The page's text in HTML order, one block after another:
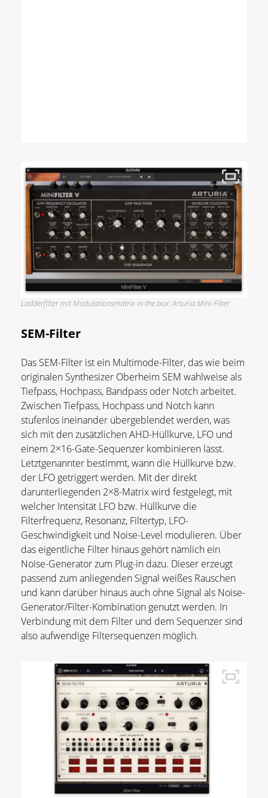
Ladderfilter mit Modulationsmatrix in the box: Arturia Mini-Filter
SEM-Filter
Das SEM-Filter ist ein Multimode-Filter, das wie beim
originalen Synthesizer Oberheim SEM wahlweise als
Tiefpass, Hochpass, Bandpass oder Notch arbeitet.
Zwischen Tiefpass, Hochpass und Notch kann
stufenlos ineinander übergeblendet werden, was
sich mit den zusätzlichen AHD-Hüllkurve, LFO und
einem 2×16-Gate-Sequenzer kombinieren lässt.
Letztgenannter bestimmt, wann die Hüllkurve bzw.
der LFO getriggert werden. Mit der direkt
darunterliegenden 2×8-Matrix wird festgelegt, mit
welcher Intensität LFO bzw. Hüllkurve die
Filterfrequenz, Resonanz, Filtertyp, LFO-
Geschwindigkeit und Noise-Level modulieren. Über
das eigentliche Filter hinaus gehört nämlich ein
Noise-Generator zum Plug-in dazu. Dieser erzeugt
passend zum anliegenden Signal weißes Rauschen
und kann darüber hinaus auch ohne Signal als Noise-
Generator/Filter-Kombination genutzt werden. In
Verbindung mit dem Filter und dem Sequenzer sind
also aufwendige Filtersequenzen möglich.